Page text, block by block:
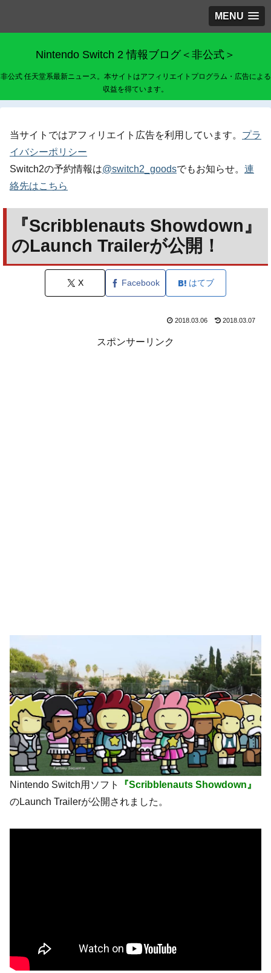
MENU
Nintendo Switch 2 情報ブログ＜非公式＞
非公式 任天堂系最新ニュース。本サイトはアフィリエイトプログラム・広告による
収益を得ています。
当サイトではアフィリエイト広告を利用しています。 プラ
イバシーポリシー
Switch2の予約情報は@switch2_goodsでもお知らせ。 連
絡先はこちら
『Scribblenauts Showdown』
のLaunch Trailerが公開！
X Facebook はてブ
2018.03.06 2018.03.07
スポンサーリンク
Nintendo Switch用ソフト
『Scribblenauts Showdown』
のLaunch Trailerが公開されました。